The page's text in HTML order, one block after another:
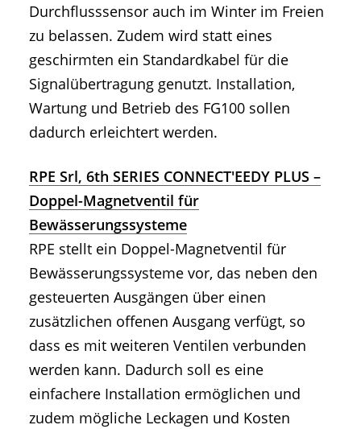
Durchflusssensor auch im Winter im Freien
zu belassen. Zudem wird statt eines
geschirmten ein Standardkabel für die
Signalübertragung genutzt. Installation,
Wartung und Betrieb des FG100 sollen
dadurch erleichtert werden.
RPE Srl, 6th SERIES CONNECT'EEDY PLUS –
Doppel-Magnetventil für
Bewässerungssysteme
RPE stellt ein Doppel-Magnetventil für
Bewässerungssysteme vor, das neben den
gesteuerten Ausgängen über einen
zusätzlichen offenen Ausgang verfügt, so
dass es mit weiteren Ventilen verbunden
werden kann. Dadurch soll es eine
einfachere Installation ermöglichen und
zudem mögliche Leckagen und Kosten